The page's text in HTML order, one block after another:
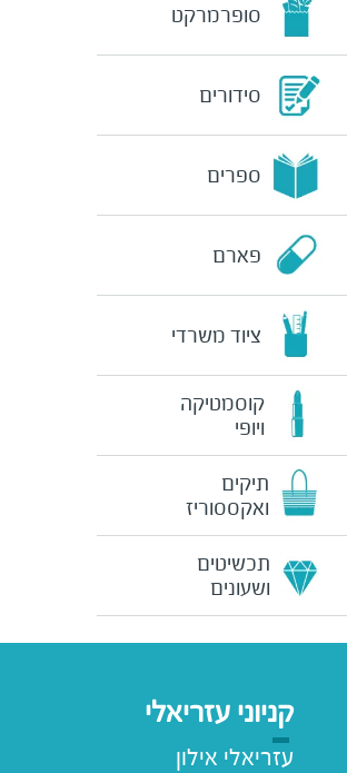
סופרמרקט
סידורים
ספרים
פארם
ציוד משרדי
קוסמטיקה
ויופי
תיקים
ואקססוריז
תכשיטים
ושעונים
קניוני עזריאלי
עזריאלי אילון